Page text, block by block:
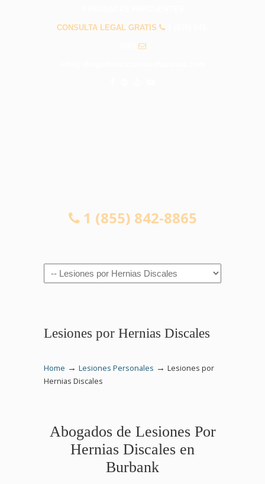
CONSULTA LEGAL GRATIS
1 (855) 842-8865
Navigation
Lesiones por Hernias Discales
Home → Lesiones Personales → Lesiones por
Hernias Discales
Abogados de Lesiones Por
Hernias Discales en
Burbank